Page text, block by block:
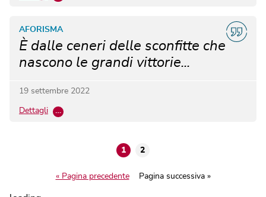
È dalle ceneri delle sconfitte che
nascono le grandi vittorie...
AFORISMA
19 settembre 2022
Dettagli …
1 2
« Pagina precedente Pagina successiva »